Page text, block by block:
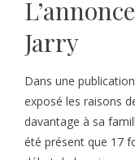
Jarry
Dans une
exposé les raisons
davantage à sa
été présent que 17